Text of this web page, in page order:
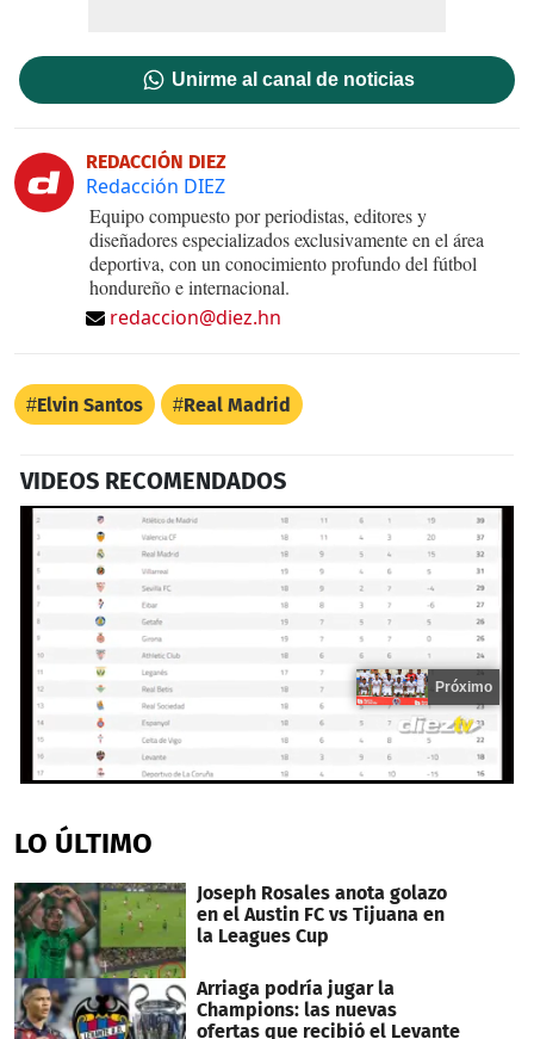
Unirme al canal de noticias
REDACCIÓN DIEZ
Redacción DIEZ
Equipo compuesto por periodistas, editores y
diseñadores especializados exclusivamente en el área
deportiva, con un conocimiento profundo del fútbol
hondureño e internacional.
redaccion@diez.hn
Elvin Santos Real Madrid
VIDEOS RECOMENDADOS
of
16
Próximo
LO ÚLTIMO
Joseph Rosales anota golazo
en el Austin FC vs Tijuana en
la Leagues Cup
Arriaga podría jugar la
Champions: las nuevas
ofertas que recibió el Levante